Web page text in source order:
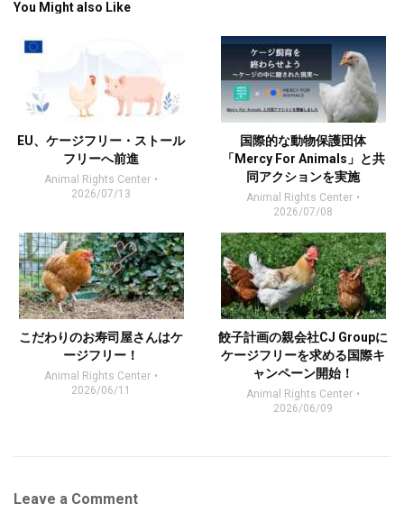
You Might also Like
EU、ケージフリー・ストール
フリーへ前進
Animal Rights Center
2026/07/13
国際的な動物保護団体
「Mercy For Animals」と共
同アクションを実施
Animal Rights Center
2026/07/08
こだわりのお寿司屋さんはケ
ージフリー！
Animal Rights Center
2026/06/11
餃子計画の親会社CJ Groupに
ケージフリーを求める国際キ
ャンペーン開始！
Animal Rights Center
2026/06/09
Leave a Comment